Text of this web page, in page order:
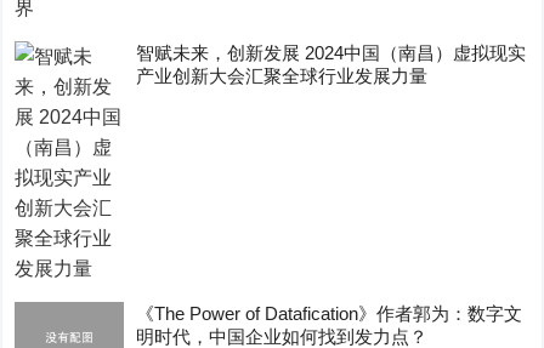
智赋未来，创新发展 2024中国（南昌）虚拟现实
产业创新大会汇聚全球行业发展力量
《The Power of Datafication》作者郭为：数字文
明时代，中国企业如何找到发力点？